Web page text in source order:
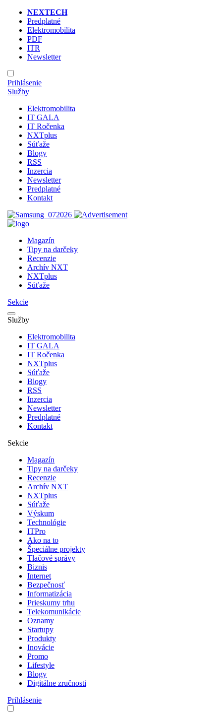
NEXTECH
Predplatné
Elektromobilita
PDF
ITR
Newsletter
Prihlásenie
Služby
Elektromobilita
IT GALA
IT Ročenka
NXTplus
Súťaže
Blogy
RSS
Inzercia
Newsletter
Predplatné
Kontakt
Magazín
Tipy na darčeky
Recenzie
Archív NXT
NXTplus
Súťaže
Sekcie
Služby
Elektromobilita
IT GALA
IT Ročenka
NXTplus
Súťaže
Blogy
RSS
Inzercia
Newsletter
Predplatné
Kontakt
Sekcie
Magazín
Tipy na darčeky
Recenzie
Archív NXT
NXTplus
Súťaže
Výskum
Technológie
ITPro
Ako na to
Špeciálne projekty
Tlačové správy
Biznis
Internet
Bezpečnosť
Informatizácia
Prieskumy trhu
Telekomunikácie
Oznamy
Startupy
Produkty
Inovácie
Promo
Lifestyle
Blogy
Digitálne zručnosti
Prihlásenie